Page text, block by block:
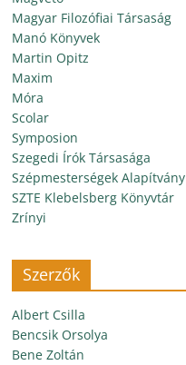
Magyar Filozófiai Társaság
Manó Könyvek
Martin Opitz
Maxim
Móra
Scolar
Symposion
Szegedi Írók Társasága
Szépmesterségek Alapítvány
SZTE Klebelsberg Könyvtár
Zrínyi
Szerzők
Albert Csilla
Bencsik Orsolya
Bene Zoltán